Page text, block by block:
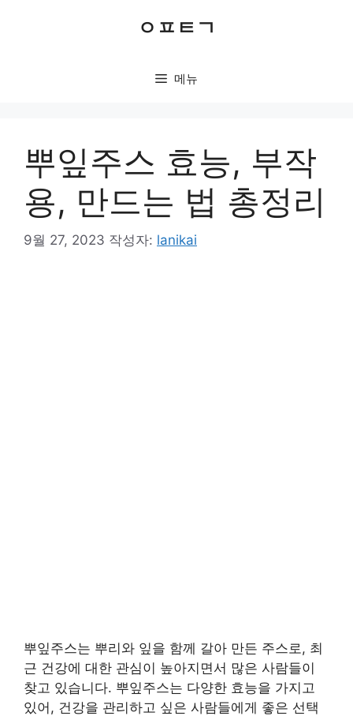
ㅇㅍㅌㄱ
메뉴
뿌잎주스 효능, 부작
용, 만드는 법 총정리
9월 27, 2023 작성자: lanikai
뿌잎주스는 뿌리와 잎을 함께 갈아 만든 주스로, 최
근 건강에 대한 관심이 높아지면서 많은 사람들이
찾고 있습니다. 뿌잎주스는 다양한 효능을 가지고
있어, 건강을 관리하고 싶은 사람들에게 좋은 선택